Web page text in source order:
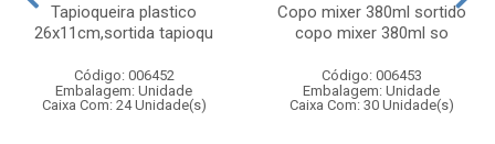
Tapioqueira plastico
26x11cm,sortida tapioqu
Código: 006452
Embalagem: Unidade
Caixa Com: 24 Unidade(s)
Copo mixer 380ml sortido
copo mixer 380ml so
Código: 006453
Embalagem: Unidade
Caixa Com: 30 Unidade(s)